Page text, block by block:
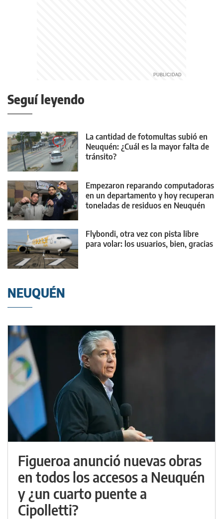
Seguí leyendo
La cantidad de fotomultas subió en
Neuquén: ¿Cuál es la mayor falta de
tránsito?
Empezaron reparando computadoras
en un departamento y hoy recuperan
toneladas de residuos en Neuquén
Flybondi, otra vez con pista libre
para volar: los usuarios, bien, gracias
NEUQUÉN
Figueroa anunció nuevas obras
en todos los accesos a Neuquén
y ¿un cuarto puente a
Cipolletti?